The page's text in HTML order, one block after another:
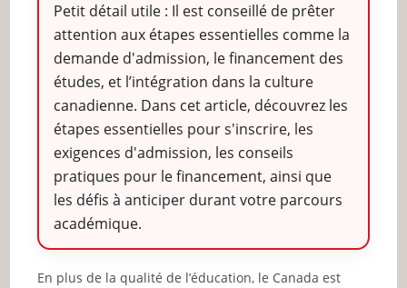
Petit détail utile : Il est conseillé de prêter
attention aux étapes essentielles comme la
demande d'admission, le financement des
études, et l’intégration dans la culture
canadienne. Dans cet article, découvrez les
étapes essentielles pour s'inscrire, les
exigences d'admission, les conseils
pratiques pour le financement, ainsi que
les défis à anticiper durant votre parcours
académique.
En plus de la qualité de l’éducation, le Canada est